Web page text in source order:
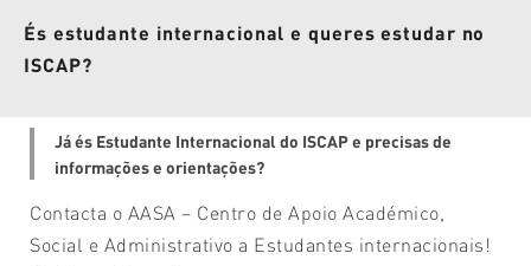
És estudante internacional e queres estudar no
ISCAP?
Já és Estudante Internacional do ISCAP e precisas de
informações e orientações?
Contacta o AASA – Centro de Apoio Académico,
Social e Administrativo a Estudantes internacionais!